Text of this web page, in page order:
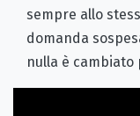
sempre allo
domanda
nulla è cambiato